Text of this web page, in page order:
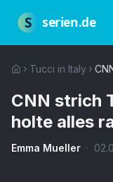
S serien.de
Tucci in Italy
CNN strich
holte alles
Emma Mueller ·